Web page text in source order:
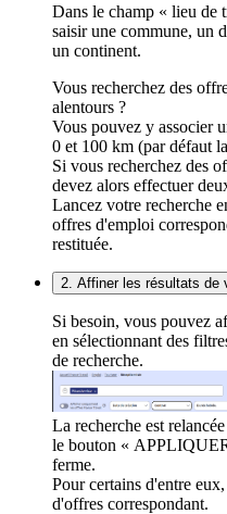
Dans le champ « lieu de
saisir une commune, un
un continent.
Vous recherchez des
alentours ?
Vous pouvez y associer
0 et 100 km (par défaut
Si vous recherchez des
devez alors effectuer
Lancez votre recherche
offres d'emploi
restituée.
2. Affiner les résultats de
Si besoin, vous pouvez
en sélectionnant des
de recherche.
La recherche est
le bouton «
ferme.
Pour certains d'entre
d'offres correspondant.